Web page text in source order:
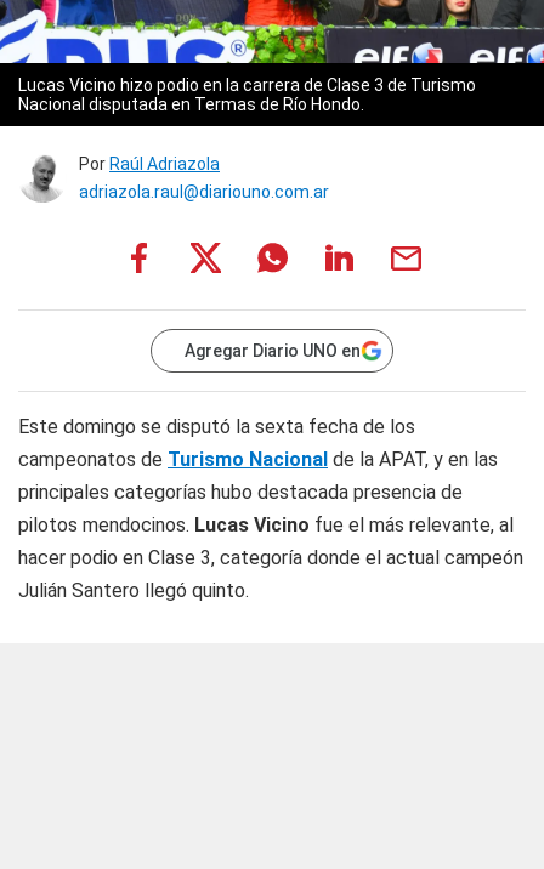
Lucas Vicino hizo podio en la carrera de Clase 3 de Turismo
Nacional disputada en Termas de Río Hondo.
Por Raúl Adriazola
adriazola.raul@diariouno.com.ar
Agregar Diario UNO en
Este domingo se disputó la sexta fecha de los
campeonatos de Turismo Nacional de la APAT, y en las
principales categorías hubo destacada presencia de
pilotos mendocinos. Lucas Vicino fue el más relevante, al
hacer podio en Clase 3, categoría donde el actual campeón
Julián Santero llegó quinto.